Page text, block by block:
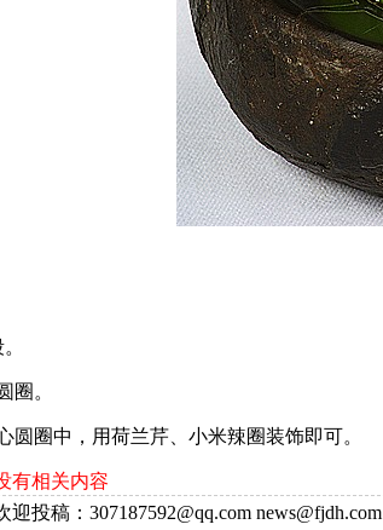
圈。
圈中，用荷兰芹、小米辣圈装饰即可。
有相关内容
迎投稿：307187592@qq.com news@fjdh.com